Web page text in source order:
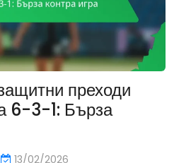
преходи
6-3-1: Бърза
13/02/2026